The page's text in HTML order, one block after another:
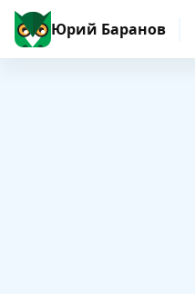
Юрий Баранов